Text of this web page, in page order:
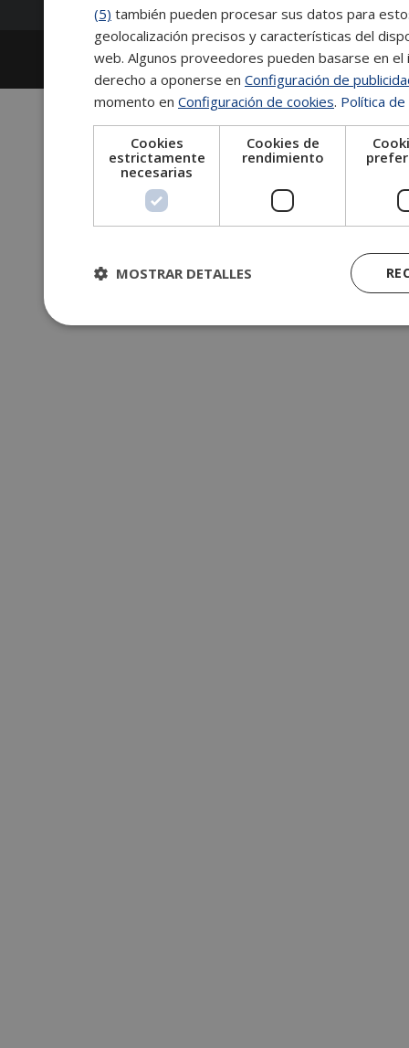
2026
Escuela de Posgrado de Salamanca
Información legal
Tablón de anuncios
(5) también pueden procesar sus datos para
geolocalización precisos y características del
web. Algunos proveedores pueden basarse en
derecho a oponerse en Configuración de
momento en Configuración de cookies. Política
Cookies
estrictamente
necesarias
Cookies de
rendimiento
MOSTRAR DETALLES